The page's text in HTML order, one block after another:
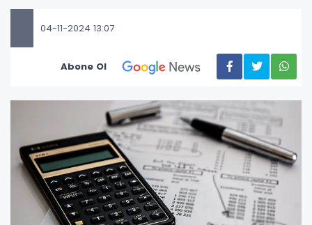
04-11-2024 13:07
Abone Ol